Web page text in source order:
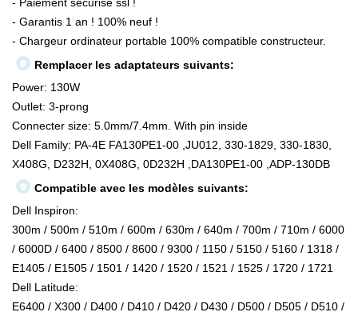
- Paiement sécurisé ssl !
- Garantis 1 an ! 100% neuf !
- Chargeur ordinateur portable 100% compatible constructeur.
Remplacer les adaptateurs suivants:
Power: 130W
Outlet: 3-prong
Connecter size: 5.0mm/7.4mm. With pin inside
Dell Family: PA-4E FA130PE1-00 ,JU012, 330-1829, 330-1830,
X408G, D232H, 0X408G, 0D232H ,DA130PE1-00 ,ADP-130DB
Compatible avec les modèles suivants:
Dell Inspiron:
300m / 500m / 510m / 600m / 630m / 640m / 700m / 710m / 6000
/ 6000D / 6400 / 8500 / 8600 / 9300 / 1150 / 5150 / 5160 / 1318 /
E1405 / E1505 / 1501 / 1420 / 1520 / 1521 / 1525 / 1720 / 1721
Dell Latitude:
E6400 / X300 / D400 / D410 / D420 / D430 / D500 / D505 / D510 /